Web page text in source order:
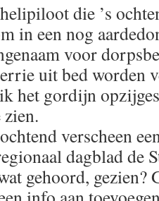
die ’s
in een nog
voor
uit bed worden
het gordijn
verscheen
dagblad de
gehoord, gezien?